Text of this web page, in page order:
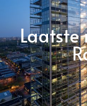
Laatste